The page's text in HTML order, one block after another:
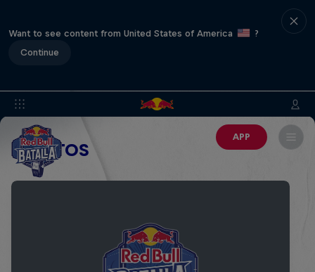
Want to see content from United States of America
?
Continue
APP
EVENTOS